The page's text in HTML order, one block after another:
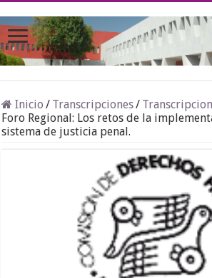
Inicio / Transcripciones/
Foro Regional: Los retos de la
sistema de justicia penal.